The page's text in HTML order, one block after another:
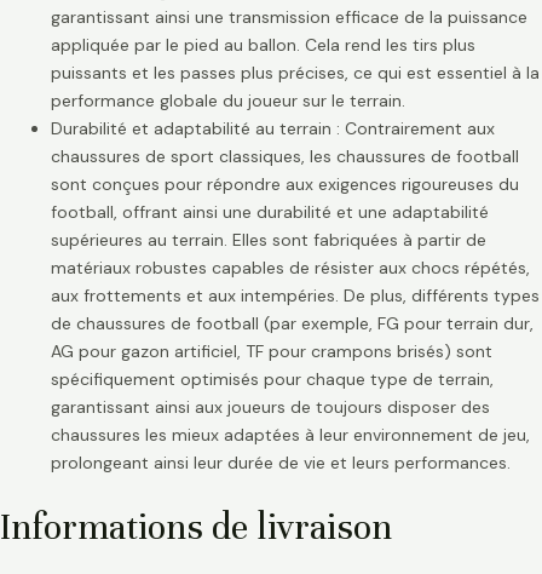
garantissant ainsi une transmission efficace de la puissance
appliquée par le pied au ballon. Cela rend les tirs plus
puissants et les passes plus précises, ce qui est essentiel à la
performance globale du joueur sur le terrain.
Durabilité et adaptabilité au terrain : Contrairement aux
chaussures de sport classiques, les chaussures de football
sont conçues pour répondre aux exigences rigoureuses du
football, offrant ainsi une durabilité et une adaptabilité
supérieures au terrain. Elles sont fabriquées à partir de
matériaux robustes capables de résister aux chocs répétés,
aux frottements et aux intempéries. De plus, différents types
de chaussures de football (par exemple, FG pour terrain dur,
AG pour gazon artificiel, TF pour crampons brisés) sont
spécifiquement optimisés pour chaque type de terrain,
garantissant ainsi aux joueurs de toujours disposer des
chaussures les mieux adaptées à leur environnement de jeu,
prolongeant ainsi leur durée de vie et leurs performances.
Informations de livraison